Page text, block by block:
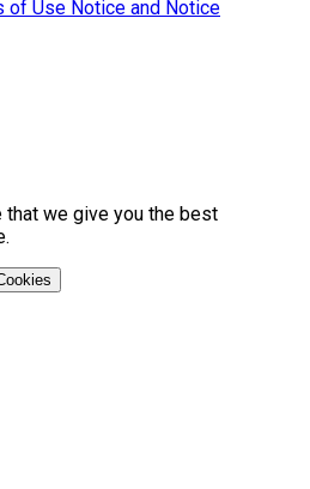
of Use Notice and Notice
we give you the best